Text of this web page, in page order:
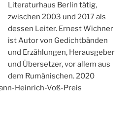
Literaturhaus Berlin tätig,
zwischen 2003 und 2017 als
dessen Leiter. Ernest Wichner
ist Autor von Gedichtbänden
und Erzählungen, Herausgeber
und Übersetzer, vor allem aus
dem Rumänischen. 2020
Heinrich-Voß-Preis